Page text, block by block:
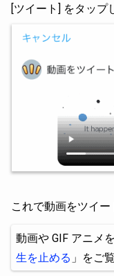
[ツイート] をタップ
これで動画をツイー
動画や GIF アニメ
生を止める 」をご